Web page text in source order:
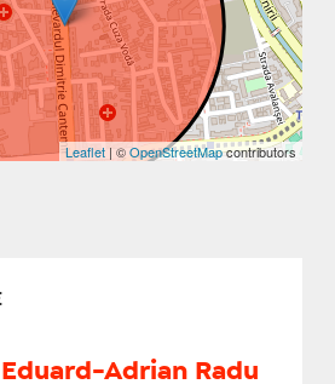
Leaflet | ©OpenStreetMapcontributors
Eduard-Adrian Radu